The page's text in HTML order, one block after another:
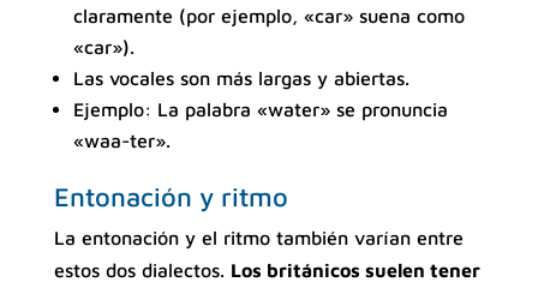
claramente (por ejemplo, «car» suena como
«car»).
Las vocales son más largas y abiertas.
Ejemplo: La palabra «water» se pronuncia
«waa-ter».
Entonación y ritmo
La entonación y el ritmo también varían entre
estos dos dialectos. Los británicos suelen tener